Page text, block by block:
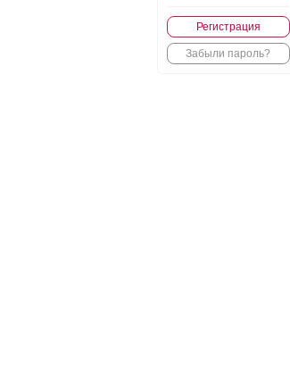
Регистрация
Забыли пароль?